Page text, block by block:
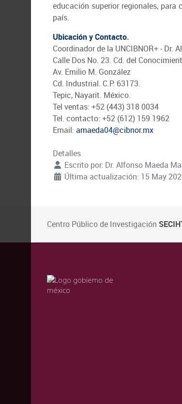
educación superior regionales,
país.
Ubicación y Contacto.
Coordinador de la UNCIBNOR+ - Dr.
Calle Dos No. 23. Cd. del
Av. Emilio M. González
Cd. Industrial. C.P. 63173.
Tepic, Nayarit. México.
Tel ventas: +52 (443) 318 0034
Tel. contacto: +52 (612) 159 1962
Email: amaeda04@cibnor.mx
Detalles
Escrito por: Dr. Alfonso Maeda
Última actualización: 15 May
Centro Público de Investigación